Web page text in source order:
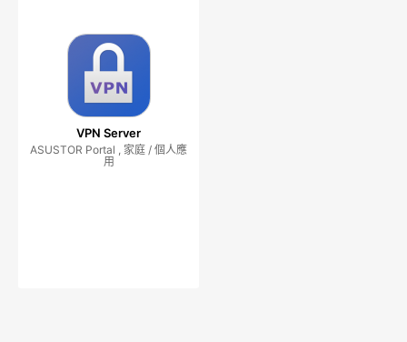
VPN Server
ASUSTOR Portal , 家庭 / 個人應
用